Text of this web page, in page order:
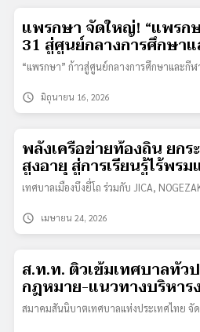
แพรกษา จัดใหญ่! “แพรก
31 สู่ศูนย์กลางการศึกษา
“แพรกษา” ก้าวสู่ศูนย์กลางการศึกษาและกี
schedule มิถุนายน 16, 2026
พลังเครือข่ายท้องถิ่น ยก
สูงอายุ สู่การเรียนรู้ไร้พร
เทศบาลเมืองบึงยี่โถ ร่วมกับ JICA,
schedule เมษายน 24, 2026
ส.ท.ท. ติวเข้มเทศบาลทั่ว
กฎหมาย-แนวทางบริหาร
สมาคมสันนิบาตเทศบาลแห่งประเทศไทย จั